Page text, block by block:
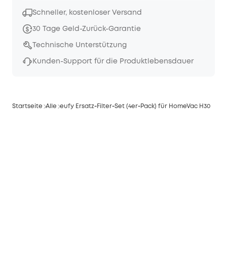
Schneller, kostenloser Versand
30 Tage Geld-Zurück-Garantie
Technische Unterstützung
Kunden-Support für die Produktlebensdauer
Startseite Alle eufy Ersatz‑Filter‑Set (4er‑Pack) für HomeVac H30